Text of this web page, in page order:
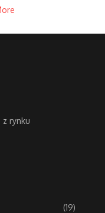
rynku
(19)